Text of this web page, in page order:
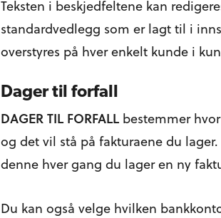
Teksten i beskjedfeltene kan
standardvedlegg som er lagt til i
overstyres på hver enkelt kunde i
Dager til forfall
DAGER TIL FORFALLbestemmer
og det vil stå på fakturaene du
denne hver gang du lager en ny
Du kan også velge hvilken